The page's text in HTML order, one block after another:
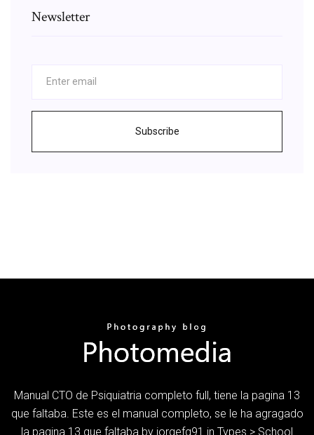
Newsletter
Subscribe
Manual CTO de Psiquiatria completo full, tiene la pagina 13
que faltaba. Este es el manual completo, se le ha agragado
la pagina 13 que faltaba by jorgefq91 in Types > School